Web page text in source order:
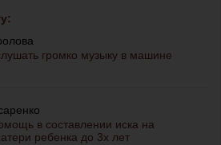
громко музыку в машине
в составлении иска на
ребенка до 3х лет